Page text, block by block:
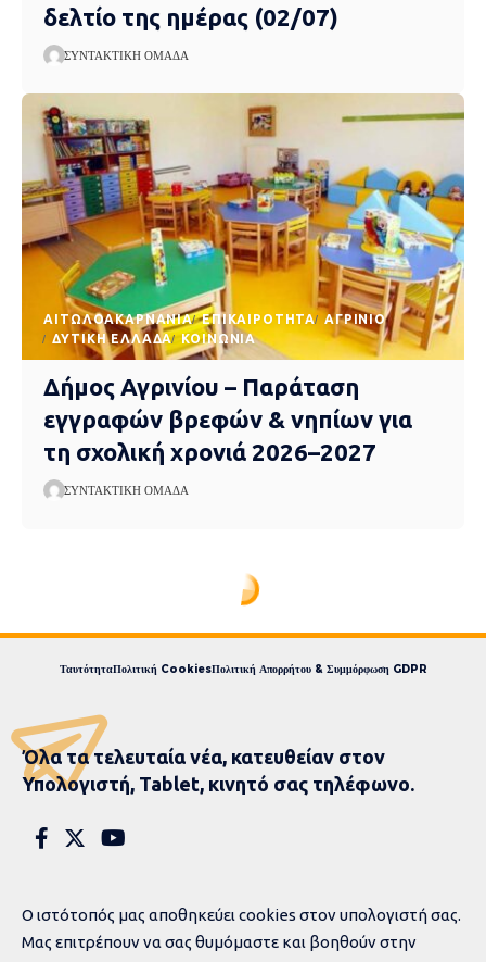
δελτίο της ημέρας (02/07)
ΣΥΝΤΑΚΤΙΚΉ ΟΜΆΔΑ
AΙΤΩΛΟΑΚΑΡΝΑΝΊΑ EΠΙΚΑΙΡΌΤΗΤΑ
ΑΓΡΊΝΙΟ
ΔΥΤΙΚΉ ΕΛΛΆΔΑ
ΚΟΙΝΩΝΊΑ
Δήμος Αγρινίου – Παράταση
εγγραφών βρεφών & νηπίων για
τη σχολική χρονιά 2026–2027
ΣΥΝΤΑΚΤΙΚΉ ΟΜΆΔΑ
Ασπίδα του Αχιλλέα: Το
νέο δόγμα αποτροπής
στις Ένοπλες Δυνάμεις με
θόλο 5 επιπέδων,
δορυφόρο, φρεγάτες
Ασπίδα του Αχιλλέα: Νέο αμυντικό δόγμα.